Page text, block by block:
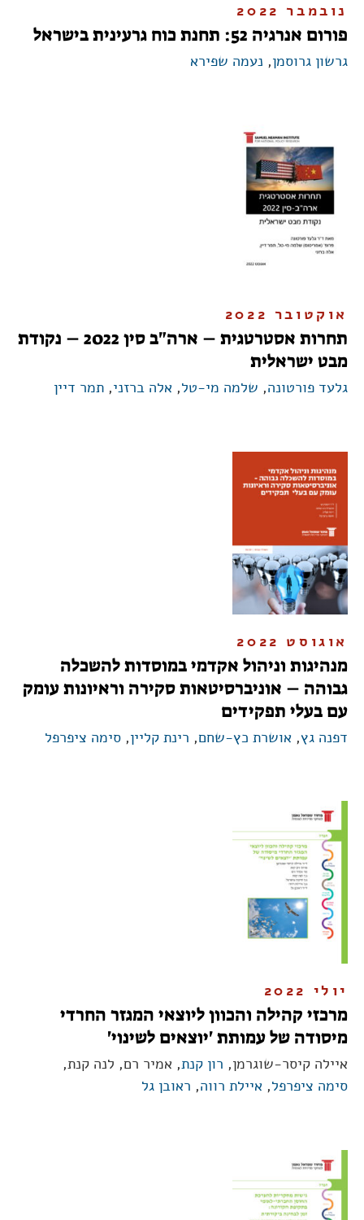
נובמבר 2022
פורום אנרגיה 52: תחנת כוח גרעינית בישראל
גרשון גרוסמן, נעמה שפירא
אוקטובר 2022
תחרות אסטרטגית – ארה"ב סין 2022 – נקודת
מבט ישראלית
גלעד פורטונה, שלמה מי-טל, אלה ברזני, תמר דיין
אוגוסט 2022
מנהיגות וניהול אקדמי במוסדות להשכלה
גבוהה – אוניברסיטאות סקירה וראיונות עומק
עם בעלי תפקידים
דפנה גץ, אושרת כץ-שחם, רינת קליין, סימה ציפרפל
יולי 2022
מרכזי קהילה והכוון ליוצאי המגזר החרדי
מיסודה של עמותת 'יוצאים לשינוי'
איילה קיסר-שוגרמן, רון קנת, אמיר רם, לנה קנת,
סימה ציפרפל, איילת רווה, ראובן גל